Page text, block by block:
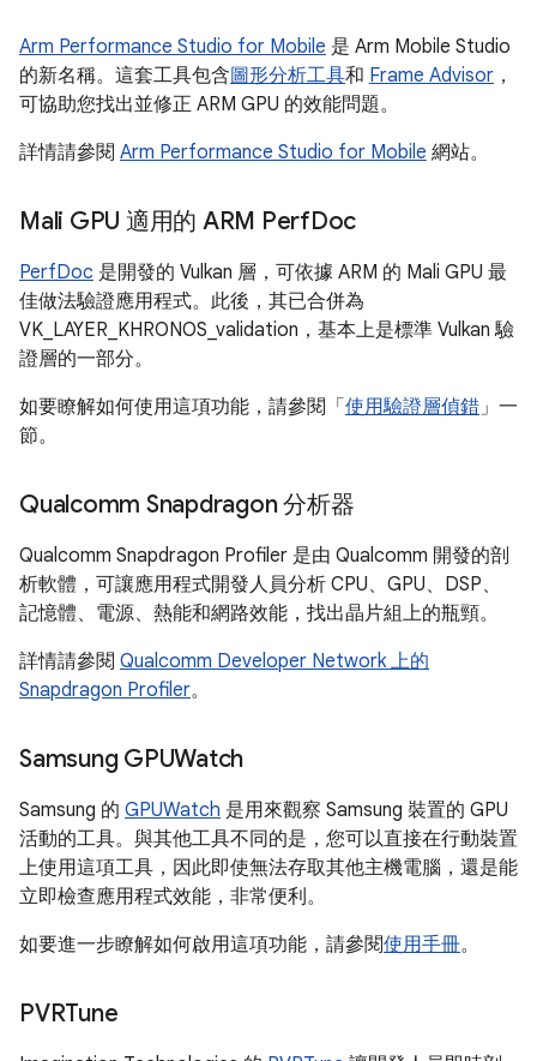
Arm Performance Studio for Mobile 是 Arm Mobile Studio
的新名稱。這套工具包含圖形分析工具和 Frame Advisor ，
可協助您找出並修正 ARM GPU 的效能問題。
詳情請參閱 Arm Performance Studio for Mobile 網站。
Mali GPU 適用的 ARM PerfDoc
PerfDoc 是開發的 Vulkan 層，可依據 ARM 的 Mali GPU 最
佳做法驗證應用程式。此後，其已合併為
VK_LAYER_KHRONOS_validation，基本上是標準 Vulkan 驗
證層的一部分。
如要瞭解如何使用這項功能，請參閱「 使用驗證層偵錯」一
節。
Qualcomm Snapdragon 分析器
Qualcomm Snapdragon Profiler 是由 Qualcomm 開發的剖
析軟體，可讓應用程式開發人員分析 CPU、GPU、DSP、
記憶體、電源、熱能和網路效能，找出晶片組上的瓶頸。
詳情請參閱 Qualcomm Developer Network 上的
Snapdragon Profiler。
Samsung GPUWatch
Samsung 的 GPUWatch 是用來觀察 Samsung 裝置的 GPU
活動的工具。與其他工具不同的是，您可以直接在行動裝置
上使用這項工具，因此即使無法存取其他主機電腦，還是能
立即檢查應用程式效能，非常便利。
如要進一步瞭解如何啟用這項功能，請參閱使用手冊。
PVRTune